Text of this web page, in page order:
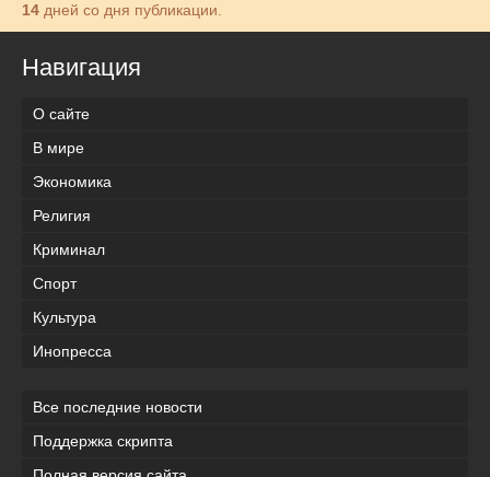
14 дней со дня публикации.
Навигация
О сайте
В мире
Экономика
Религия
Криминал
Спорт
Культура
Инопресса
Все последние новости
Поддержка скрипта